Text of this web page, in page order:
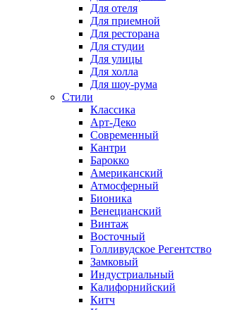
Для отеля
Для приемной
Для ресторана
Для студии
Для улицы
Для холла
Для шоу-рума
Стили
Классика
Арт-Деко
Современный
Кантри
Барокко
Американский
Атмосферный
Бионика
Венецианский
Винтаж
Восточный
Голливудское Регентство
Замковый
Индустриальный
Калифорнийский
Китч